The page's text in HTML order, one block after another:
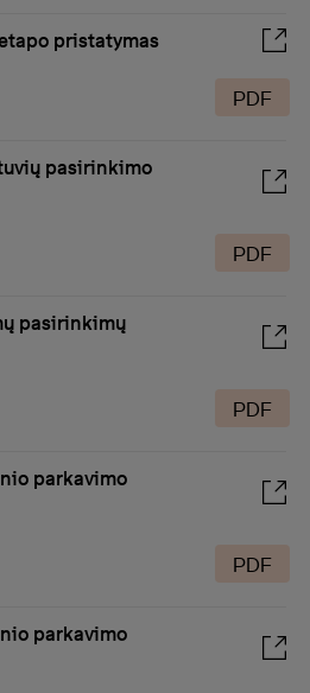
pristatymas
PDF
pasirinkimo
PDF
pasirinkimų
PDF
parkavimo
PDF
parkavimo